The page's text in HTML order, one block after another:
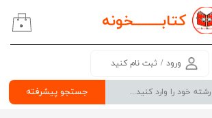
کتابــــــــخونه
جستجو پیشرفته
ورود / ثبت نام کنید
۰